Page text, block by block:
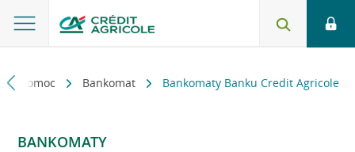
i pomoc Bankomat Bankomaty Banku Credit Agricole
BANKOMATY